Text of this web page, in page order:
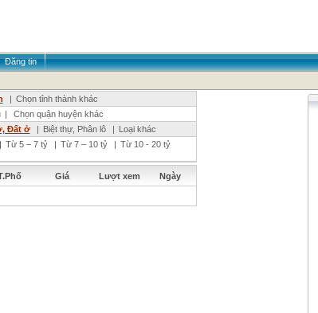
Đăng tin
| Chọn tỉnh thành khác
|
Chọn quận huyện khác
Đất ở | Biệt thự, Phân lô | Loại khác
| Từ 5 – 7 tỷ | Từ 7 – 10 tỷ | Từ 10 - 20 tỷ
Giá Lượt xem Ngày